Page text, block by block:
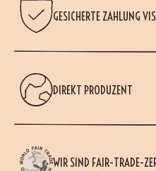
GESICHERTE ZAHLUNG
DIREKT PRODUZENT
WIR SIND FAIR-TRADE-